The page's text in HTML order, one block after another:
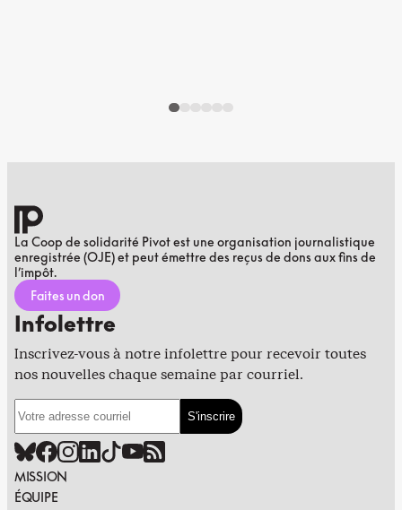
La Coop de solidarité Pivot est une organisation journalistique
enregistrée (OJE) et peut émettre des reçus de dons aux fins de
l’impôt.
Faites un don
Infolettre
Inscrivez-vous à notre infolettre pour recevoir toutes
nos nouvelles chaque semaine par courriel.
MISSION
ÉQUIPE